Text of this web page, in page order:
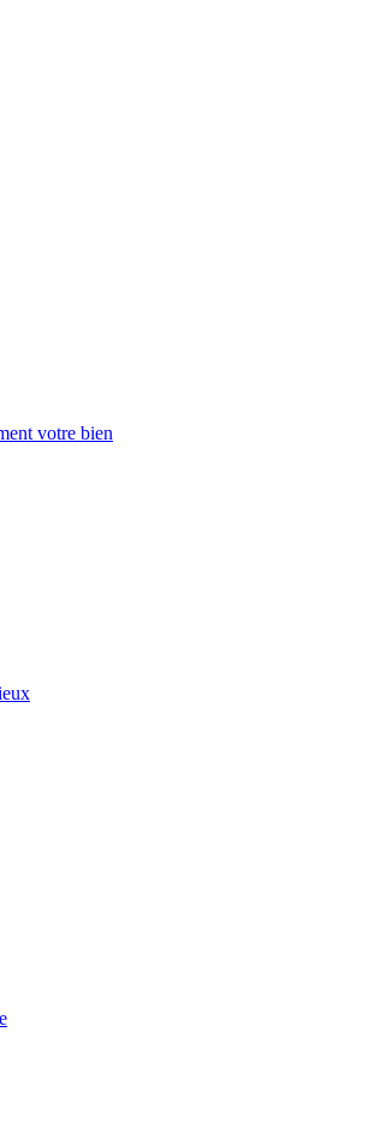
votre bien